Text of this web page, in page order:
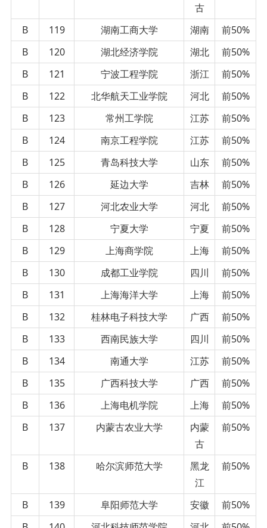
古
B 119 湖南工商大学 湖南
前50%
B
120 湖北经济学院 湖北
前50%
B
121 宁波工程学院 浙江
前50%
B
122 北华航天工业学院 河北
前50%
B
123 常州工学院 江苏
前50%
B
124 南京工程学院 江苏
前50%
B
125 青岛科技大学 山东
前50%
B
126 延边大学 吉林
前50%
B
127 河北农业大学 河北
前50%
B
128 宁夏大学 宁夏
前50%
B
129 上海商学院 上海
前50%
B
130 成都工业学院 四川
前50%
B
131 上海海洋大学 上海
前50%
B
132 桂林电子科技大学 广西
前50%
B
133 西南民族大学 四川
前50%
B
134 南通大学 江苏
前50%
B
135 广西科技大学 广西
前50%
B
136 上海电机学院 上海
前50%
B
137 内蒙古农业大学
内蒙
古
前50%
B 138 哈尔滨师范大学
黑龙
江
前50%
B 139 阜阳师范大学 安徽
前50%